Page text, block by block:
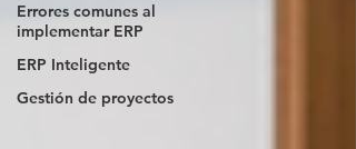
Errores comunes al
implementar ERP
ERP Inteligente
Gestión de proyectos